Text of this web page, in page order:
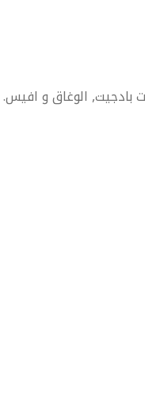
بادجيت, الوغاق و افيس.